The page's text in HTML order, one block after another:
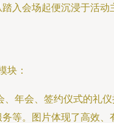
入会场起便沉浸于活动
块：
、年会、签约仪式的礼仪
等。图片体现了高效、